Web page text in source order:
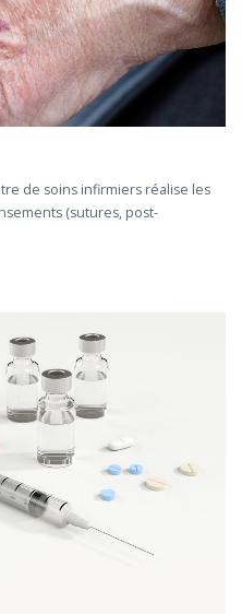
de soins infirmiers réalise les
(sutures, post-